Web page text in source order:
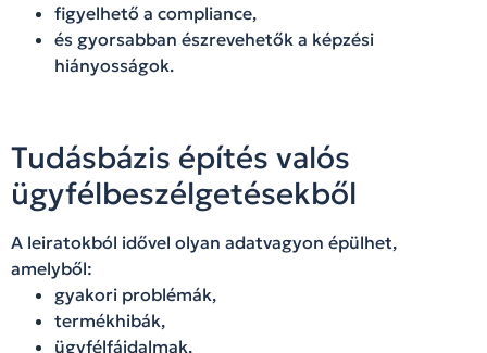
figyelhető a compliance,
és gyorsabban észrevehetők a képzési
hiányosságok.
Tudásbázis építés valós
ügyfélbeszélgetésekből
A leiratokból idővel olyan adatvagyon épülhet,
amelyből:
gyakori problémák,
termékhibák,
ügyfélfájdalmak,